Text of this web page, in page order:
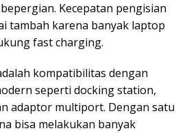
Kecepatan pengisian
tambah karena banyak laptop
fast charging.
kompatibilitas dengan
seperti docking station,
adaptor multiport. Dengan satu
bisa melakukan banyak